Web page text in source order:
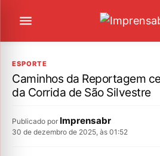
ESPORTE
Caminhos da Reportagem
da Corrida de São Silvestre
Publicado por Imprensabr
30 de dezembro de 2025, às 01:52